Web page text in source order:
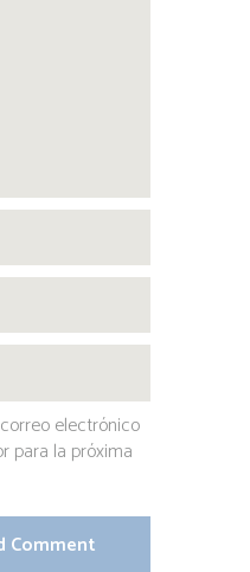
electrónico
para la próxima